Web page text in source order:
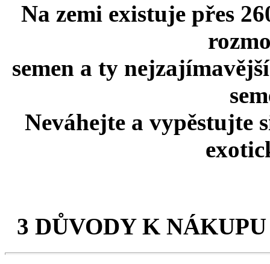
Na zemi existuje přes
semen a ty
Neváhejte a vypěstujte
3 DŮVODY K